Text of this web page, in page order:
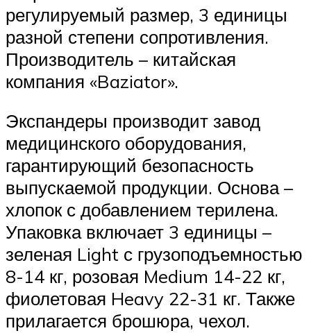
регулируемый размер, 3 единицы
разной степени сопротивления.
Производитель – китайская
компания «Baziator».
Экспандеры производит завод
медицинского оборудования,
гарантирующий безопасность
выпускаемой продукции. Основа –
хлопок с добавлением терилена.
Упаковка включает 3 единицы –
зеленая Light с грузоподъемностью
8-14 кг, розовая Medium 14-22 кг,
фиолетовая Heavy 22-31 кг. Также
прилагается брошюра, чехол.